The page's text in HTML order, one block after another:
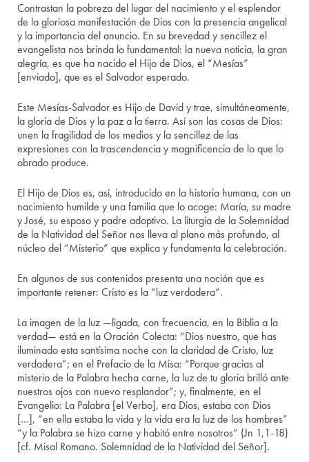
Contrastan la pobreza del lugar del nacimiento y el esplendor
de la gloriosa manifestación de Dios con la presencia angelical
y la importancia del anuncio. En su brevedad y sencillez el
evangelista nos brinda lo fundamental: la nueva noticia, la gran
alegría, es que ha nacido el Hijo de Dios, el “Mesías”
[enviado], que es el Salvador esperado.
Este Mesías-Salvador es Hijo de David y trae, simultáneamente,
la gloria de Dios y la paz a la tierra. Así son las cosas de Dios:
unen la fragilidad de los medios y la sencillez de las
expresiones con la trascendencia y magnificencia de lo que lo
obrado produce.
El Hijo de Dios es, así, introducido en la historia humana, con un
nacimiento humilde y una familia que lo acoge: María, su madre
y José, su esposo y padre adoptivo. La liturgia de la Solemnidad
de la Natividad del Señor nos lleva al plano más profundo, al
núcleo del “Misterio” que explica y fundamenta la celebración.
En algunos de sus contenidos presenta una noción que es
importante retener: Cristo es la “luz verdadera”.
La imagen de la luz —ligada, con frecuencia, en la Biblia a la
verdad— está en la Oración Colecta: “Dios nuestro, que has
iluminado esta santísima noche con la claridad de Cristo, luz
verdadera”; en el Prefacio de la Misa: “Porque gracias al
misterio de la Palabra hecha carne, la luz de tu gloria brilló ante
nuestros ojos con nuevo resplandor”; y, finalmente, en el
Evangelio: La Palabra [el Verbo], era Dios, estaba con Dios
[…], “en ella estaba la vida y la vida era la luz de los hombres”
“y la Palabra se hizo carne y habitó entre nosotros” (Jn 1,1-18)
[cf. Misal Romano. Solemnidad de la Natividad del Señor].